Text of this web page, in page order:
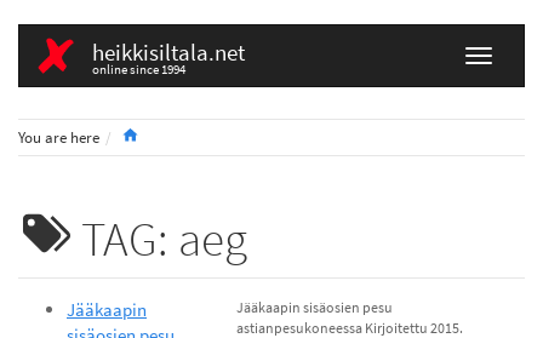
heikkisiltala.net
online since 1994
You are here
TAG: aeg
Jääkaapin
Jääkaapin sisäosien pesu
astianpesukoneessa Kirjoitettu 2015.